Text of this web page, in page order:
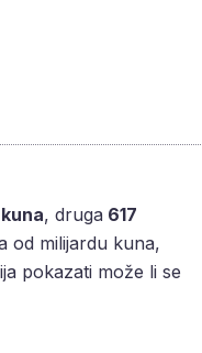
, druga 617
od milijardu kuna,
pokazati može li se